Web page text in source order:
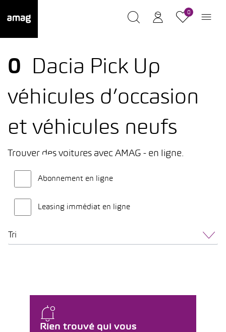
0
0
Dacia Pick Up
véhicules d’occasion
et véhicules neufs
Trouver des voitures avec AMAG - en ligne.
Abonnement en ligne
Leasing immédiat en ligne
Tri
Rien trouvé qui vous